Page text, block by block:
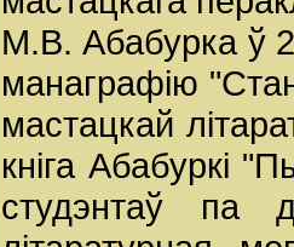
М.В. Абабурка ў
манаграфію
мастацкай
кніга Абабуркі
студэнтаў па